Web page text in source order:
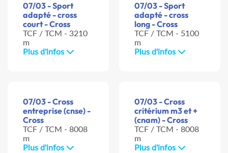
07/03 - Sport
adapté - cross
court - Cross
TCF / TCM - 3210
m
Plus d'infos
07/03 - Sport
adapté - cross
long - Cross
TCF / TCM - 5100
m
Plus d'infos
07/03 - Cross
entreprise (cnse) -
Cross
TCF / TCM - 8008
m
Plus d'infos
07/03 - Cross
critérium m3 et +
(cnam) - Cross
TCF / TCM - 8008
m
Plus d'infos